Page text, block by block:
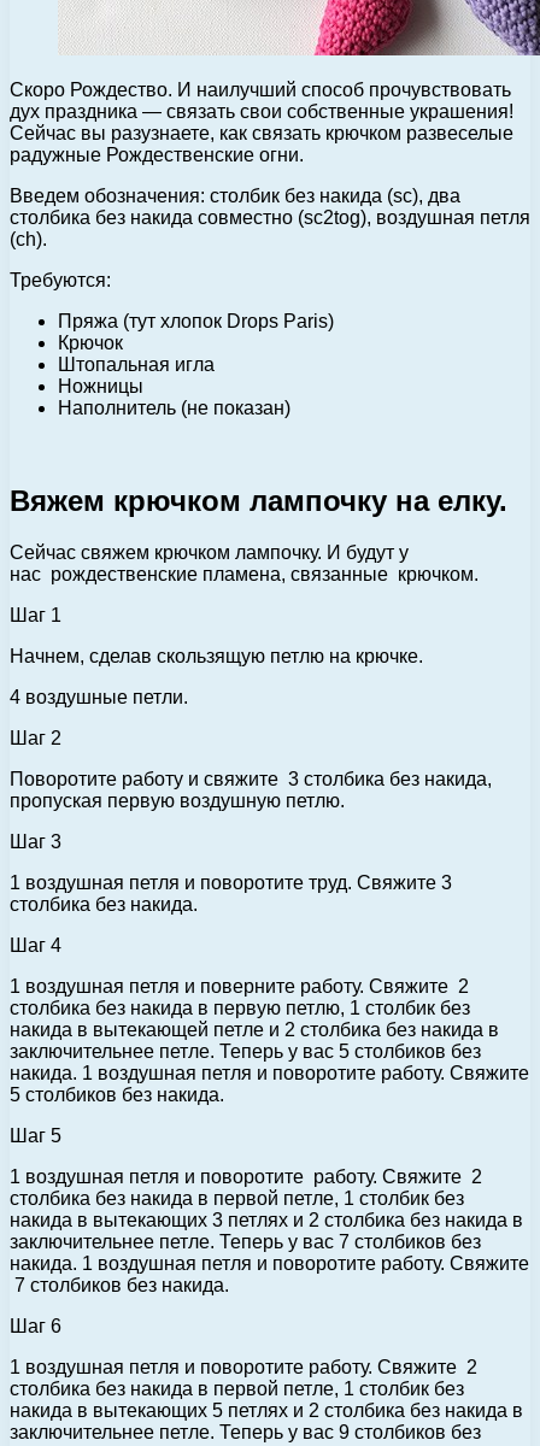
Скоро Рождество. И наилучший способ прочувствовать
дух праздника — связать свои собственные украшения!
Сейчас вы разузнаете, как связать крючком развеселые
радужные Рождественские огни.
Введем обозначения: столбик без накида (sc), два
столбика без накида совместно (sc2tog), воздушная петля
(ch).
Требуются:
Пряжа (тут хлопок Drops Paris)
Крючок
Штопальная игла
Ножницы
Наполнитель (не показан)
Вяжем крючком лампочку на елку.
Сейчас свяжем крючком лампочку. И будут у
нас рождественские пламена, связанные крючком.
Шаг 1
Начнем, сделав скользящую петлю на крючке.
4 воздушные петли.
Шаг 2
Поворотите работу и свяжите 3 столбика без накида,
пропуская первую воздушную петлю.
Шаг 3
1 воздушная петля и поворотите труд. Свяжите 3
столбика без накида.
Шаг 4
1 воздушная петля и поверните работу. Свяжите 2
столбика без накида в первую петлю, 1 столбик без
накида в вытекающей петле и 2 столбика без накида в
заключительнее петле. Теперь у вас 5 столбиков без
накида. 1 воздушная петля и поворотите работу. Свяжите
5 столбиков без накида.
Шаг 5
1 воздушная петля и поворотите работу. Свяжите 2
столбика без накида в первой петле, 1 столбик без
накида в вытекающих 3 петлях и 2 столбика без накида в
заключительнее петле. Теперь у вас 7 столбиков без
накида. 1 воздушная петля и поворотите работу. Свяжите
7 столбиков без накида.
Шаг 6
1 воздушная петля и поворотите работу. Свяжите 2
столбика без накида в первой петле, 1 столбик без
накида в вытекающих 5 петлях и 2 столбика без накида в
заключительнее петле. Теперь у вас 9 столбиков без